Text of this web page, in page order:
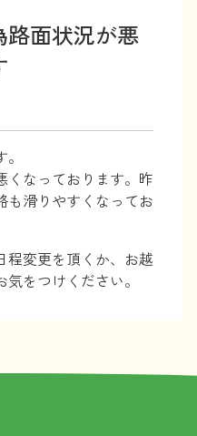
路面状況が悪
くなっております。昨
も滑りやすくなってお
程変更を頂くか、お越
をつけください。